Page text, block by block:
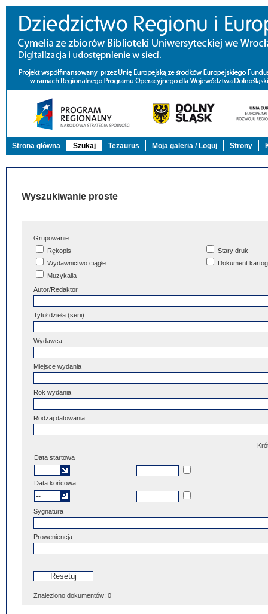
Strona główna Szukaj Tezaurus Moja galeria / Loguj Strony
Wyszukiwanie proste
Grupowanie
Rękopis
Stary druk
Wydawnictwo ciągłe
Dokument
Muzykalia
Autor/Redaktor
Tytuł dzieła (serii)
Wydawca
Miejsce wydania
Rok wydania
Rodzaj datowania
Data startowa
Data końcowa
Sygnatura
Proweniencja
Znaleziono dokumentów: 0